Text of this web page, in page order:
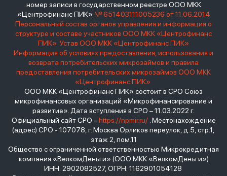
номер записи в государственном реестре ООО МКК
«Центрофинанс ПИК» № 651403111005236 от 11.06.2014
Персональный состав органов управления и информация о
структуре и составе участников ООО МКК «Центрофинанс
ПИК» Устав ООО МКК «Центрофинанс ПИК»
Информация об условиях предоставления, использования и
возврата потребительских микрозаймов и правила
предоставления потребительских микрозаймов ООО МКК
«Центрофинанс ПИК»
ООО МКК «Центрофинанс ПИК» состоит в СРО Союз
микрофинансовых организаций «Микрофинансирование и
развитие». Дата вступления в СРО – 11.03.2022 г.
Официальный сайт СРО –https://npmir.ru/. Местонахождение
(адрес) СРО - 107078, г. Москва Орликов переулок, д.5, стр.1,
этаж 2, пом.11
Общество с ограниченной ответственностью Микрокредитная
компания «ВелкомДеньги» (ООО МКК «ВелкомДеньги»)
ИНН: 2902082527, ОГРН: 1162901054128